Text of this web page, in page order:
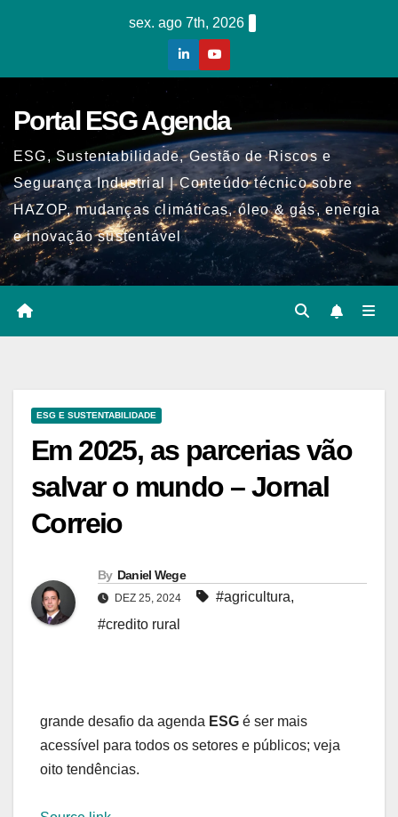
sex. ago 7th, 2026
Portal ESG Agenda
ESG, Sustentabilidade, Gestão de Riscos e
Segurança Industrial | Conteúdo técnico sobre
HAZOP, mudanças climáticas, óleo & gás, energia
e inovação sustentável
ESG E SUSTENTABILIDADE
Em 2025, as parcerias vão
salvar o mundo – Jornal
Correio
By Daniel Wege
DEZ 25, 2024 #agricultura,
#credito rural
grande desafio da agenda ESG é ser mais
acessível para todos os setores e públicos; veja
oito tendências.